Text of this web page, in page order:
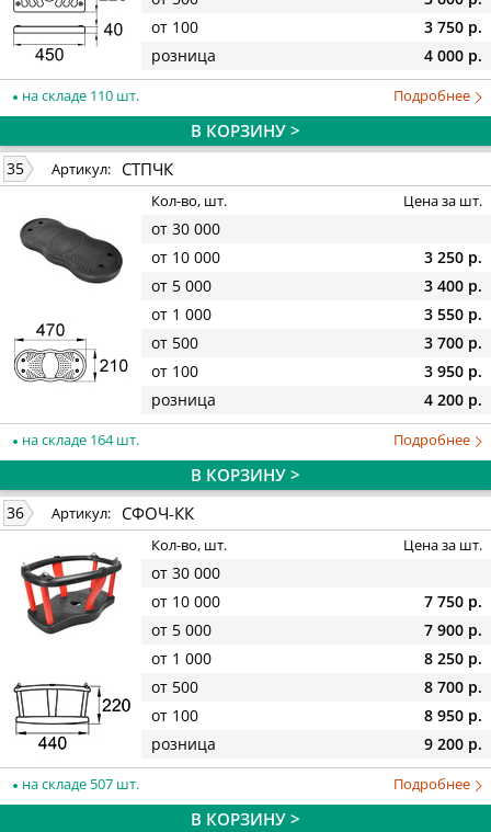
от 100
3 750 р.
розница
4 000 р.
на складе 110 шт. Подробнее
В КОРЗИНУ >
35 Артикул: СТПЧК
Кол-во, шт. Цена за шт.
от 30 000
от 10 000
3 250 р.
от 5 000
3 400 р.
от 1 000
3 550 р.
от 500
3 700 р.
от 100
3 950 р.
розница
4 200 р.
на складе 164 шт. Подробнее
В КОРЗИНУ >
36 Артикул: СФОЧ-КК
Кол-во, шт. Цена за шт.
от 30 000
от 10 000
7 750 р.
от 5 000
7 900 р.
от 1 000
8 250 р.
от 500
8 700 р.
от 100
8 950 р.
розница
9 200 р.
на складе 507 шт. Подробнее
В КОРЗИНУ >